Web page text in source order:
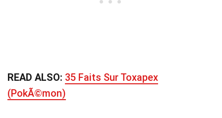
READ ALSO: 35 Faits Sur Toxapex
(PokÃ©mon)